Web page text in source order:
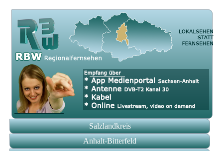
Salzlandkreis
Anhalt-Bitterfeld